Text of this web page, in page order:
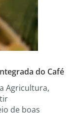
do Café
Agricultura,
de boas